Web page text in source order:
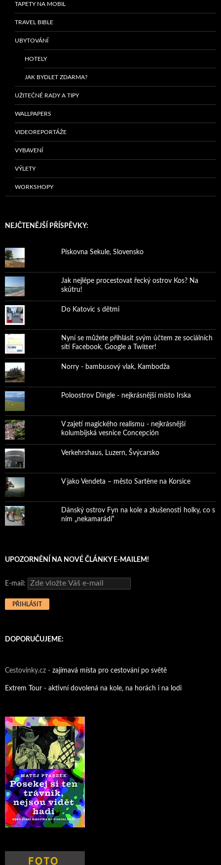
TAPETY NA MOBIL
TRAVEL BIBLE
UBYTOVÁNÍ
HOTELY
JAK BYDLET ZDARMA?
UŽITEČNÉ RADY A TIPY
WALLPAPERS
VIDEOREPORTÁŽE
VYBAVENÍ
VÝLETY
WORKSHOPY
NEJČTENĚJŠÍ PŘÍSPĚVKY:
Pískovna Sekule, Slovensko
Jak nejlépe procestovat řecký ostrov Kos? Na
skútru!
Do Katovic s dětmi
Nyní se můžete přihlásit svým účtem ze sociálních
sítí Facebook, Google a Twitter!
Norry - bambusový vlak, Kambodža
Poloostrov Dingle - nejkrásnější místo Irska
V zajetí magického realismu - nejkrásnější
kolumbijská vesnice Concepción
Verkehrshaus, Luzern, Švýcarsko
V jako Vendeta – město Sartène na Korsice
Dánský ostrov Fyn na kole a zkušenosti holky, co s
ním „nekamarádí“
UPOZORNĚNÍ NA NOVÉ ČLÁNKY E-MAILEM!
E-mail:
DOPORUČUJEME:
Cestovinky.cz - zajímavá místa pro cestování po světě
Extrem Tour - aktivní dovolená na kole, na horách i na lodi